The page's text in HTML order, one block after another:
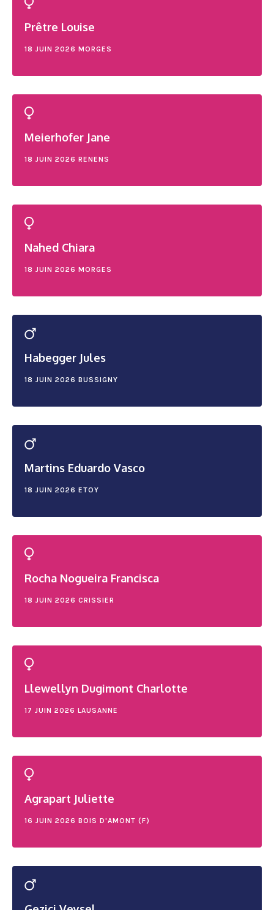
Prêtre Louise
18 JUIN 2026 MORGES
Meierhofer Jane
18 JUIN 2026 RENENS
Nahed Chiara
18 JUIN 2026 MORGES
Habegger Jules
18 JUIN 2026 BUSSIGNY
Martins Eduardo Vasco
18 JUIN 2026 ETOY
Rocha Nogueira Francisca
18 JUIN 2026 CRISSIER
Llewellyn Dugimont Charlotte
17 JUIN 2026 LAUSANNE
Agrapart Juliette
16 JUIN 2026 BOIS D'AMONT (F)